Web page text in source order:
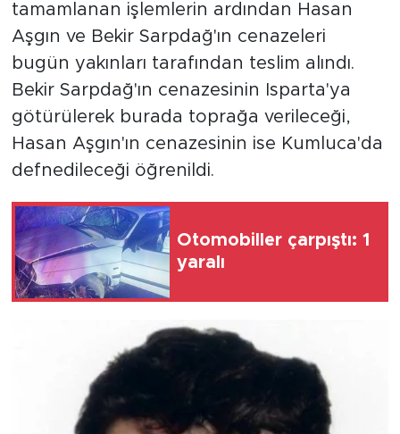
tamamlanan işlemlerin ardından Hasan
Aşgın ve Bekir Sarpdağ'ın cenazeleri
bugün yakınları tarafından teslim alındı.
Bekir Sarpdağ'ın cenazesinin Isparta'ya
götürülerek burada toprağa verileceği,
Hasan Aşgın'ın cenazesinin ise Kumluca'da
defnedileceği öğrenildi.
Otomobiller çarpıştı: 1
yaralı